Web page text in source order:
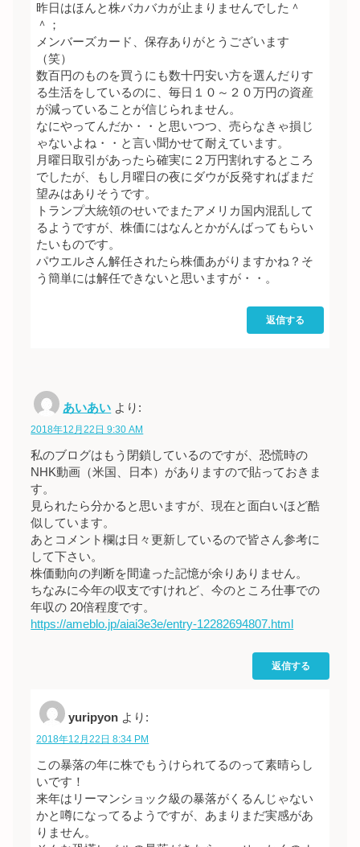
昨日はほんと株バカバカが止まりませんでした＾
＾；
メンバーズカード、保存ありがとうございます
（笑）
数百円のものを買うにも数十円安い方を選んだりす
る生活をしているのに、毎日１０～２０万円の資産
が減っていることが信じられません。
なにやってんだか・・と思いつつ、売らなきゃ損じ
ゃないよね・・と言い聞かせて耐えています。
月曜日取引があったら確実に２万円割れするところ
でしたが、もし月曜日の夜にダウが反発すればまだ
望みはありそうです。
トランプ大統領のせいでまたアメリカ国内混乱して
るようですが、株価にはなんとかがんばってもらい
たいものです。
パウエルさん解任されたら株価あがりますかね？そ
う簡単には解任できないと思いますが・・。
返信する
あいあい より:
2018年12月22日 9:30 AM
私のブログはもう閉鎖しているのですが、恐慌時の
NHK動画（米国、日本）がありますので貼っておきま
す。
見られたら分かると思いますが、現在と面白いほど酷
似しています。
あとコメント欄は日々更新しているので皆さん参考に
して下さい。
株価動向の判断を間違った記憶が余りありません。
ちなみに今年の収支ですけれど、今のところ仕事での
年収の 20倍程度です。
https://ameblo.jp/aiai3e3e/entry-12282694807.html
返信する
yuripyon より:
2018年12月22日 8:34 PM
この暴落の年に株でもうけられてるのって素晴らし
いです！
来年はリーマンショック級の暴落がくるんじゃない
かと噂になってるようですが、あまりまだ実感があ
りません。